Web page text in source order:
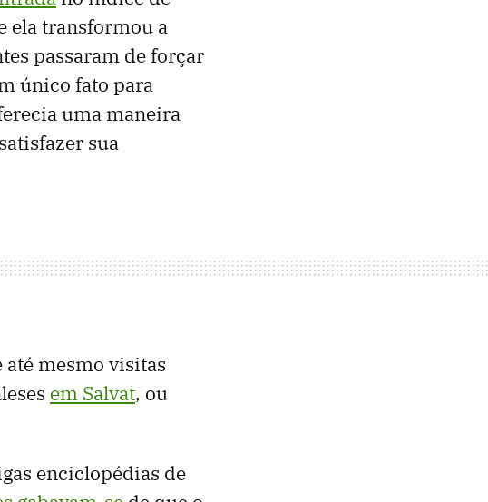
ela transformou a
passaram de forçar
único fato para
uma maneira
sua
mesmo visitas
em Salvat, ou
enciclopédias de